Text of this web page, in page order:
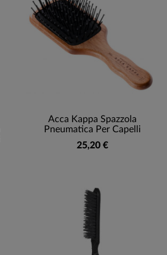
Acca Kappa Spazzola
Pneumatica Per Capelli
25,20 €